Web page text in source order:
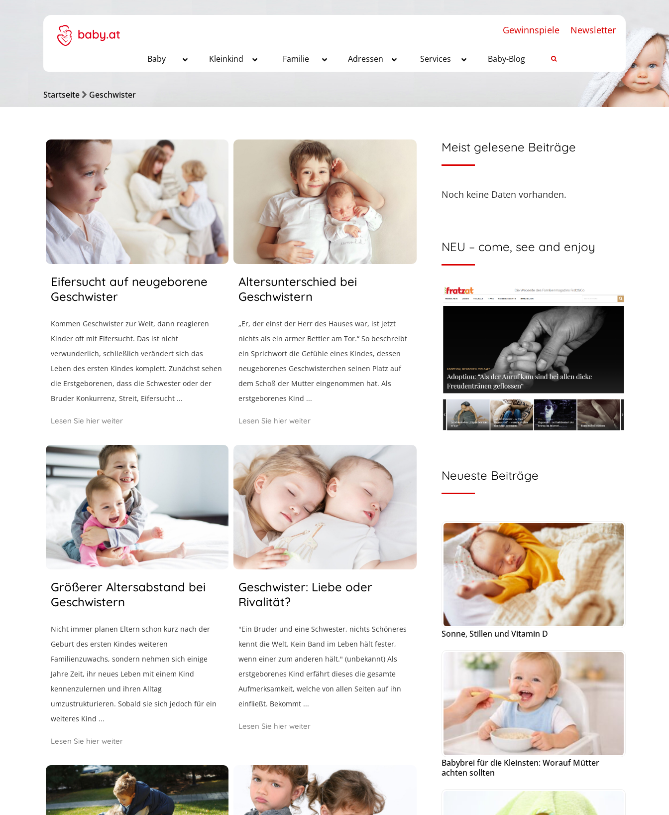
Gewinnspiele Newsletter
Baby Kleinkind Familie Adressen Services Baby-Blog
Startseite Geschwister
Eifersucht auf neugeborene
Geschwister
Kommen Geschwister zur Welt, dann reagieren
Kinder oft mit Eifersucht. Das ist nicht
verwunderlich, schließlich verändert sich das
Leben des ersten Kindes komplett. Zunächst sehen
die Erstgeborenen, dass die Schwester oder der
Bruder Konkurrenz, Streit, Eifersucht ...
Lesen Sie hier weiter
Altersunterschied bei
Geschwistern
„Er, der einst der Herr des Hauses war, ist jetzt
nichts als ein armer Bettler am Tor.“ So beschreibt
ein Sprichwort die Gefühle eines Kindes, dessen
neugeborenes Geschwisterchen seinen Platz auf
dem Schoß der Mutter eingenommen hat. Als
erstgeborenes Kind ...
Lesen Sie hier weiter
Größerer Altersabstand bei
Geschwistern
Nicht immer planen Eltern schon kurz nach der
Geburt des ersten Kindes weiteren
Familienzuwachs, sondern nehmen sich einige
Jahre Zeit, ihr neues Leben mit einem Kind
kennenzulernen und ihren Alltag
umzustrukturieren. Sobald sie sich jedoch für ein
weiteres Kind ...
Lesen Sie hier weiter
Geschwister: Liebe oder
Rivalität?
"Ein Bruder und eine Schwester, nichts Schöneres
kennt die Welt. Kein Band im Leben hält fester,
wenn einer zum anderen hält." (unbekannt) Als
erstgeborenes Kind erfährt dieses die gesamte
Aufmerksamkeit, welche von allen Seiten auf ihn
einfließt. Bekommt ...
Lesen Sie hier weiter
Meist gelesene Beiträge
Noch keine Daten vorhanden.
NEU – come, see and enjoy
Neueste Beiträge
Sonne, Stillen und Vitamin D
Babybrei für die Kleinsten: Worauf Mütter
achten sollten